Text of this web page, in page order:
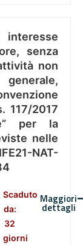
senza
non
117/2017
per la
nelle
NAT-
Scaduto
da:
32
giorni
Maggiori
dettagli